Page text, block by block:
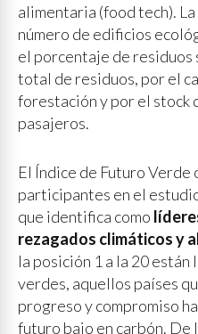
alimentaria (food tech).
número de edificios
el porcentaje de
total de residuos, por el
forestación y por el stock
pasajeros.
El Índice de Futuro Verde
participantes en el
que identifica como
rezagados climáticos y
la posición 1 a la 20
verdes, aquellos países
progreso y compromiso
futuro bajo en carbón. De